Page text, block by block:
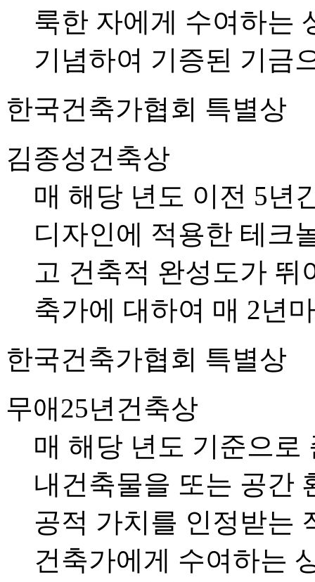
룩한 자에게 수여하는
기념하여 기증된 기금
한국건축가협회 특별상
김종성건축상
매 해당 년도 이전 5년
디자인에 적용한 테크
고 건축적 완성도가 뛰
축가에 대하여 매 2년
한국건축가협회 특별상
무애25년건축상
매 해당 년도 기준으로
내건축물을 또는 공간
공적 가치를 인정받는
건축가에게 수여하는